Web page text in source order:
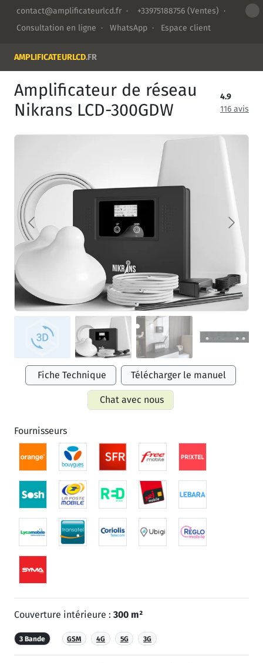
contact@amplificateurlcd.fr · +33975188756 (Ventes) ·
Consultation en ligne · WhatsApp · Espace client
AMPLIFICATEURLCD.FR
Amplificateur de réseau
Nikrans LCD-300GDW
4.9
116 avis
Fiche Technique Télécharger le manuel
Chat avec nous
Fournisseurs
Couverture intérieure : 300 m²
3 Bande GSM 4G 5G 3G